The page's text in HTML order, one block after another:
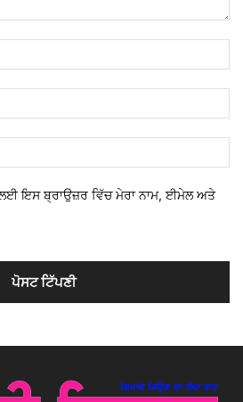
ਇਸ ਬ੍ਰਾਉਜ਼ਰ ਵਿੱਚ ਮੇਰਾ ਨਾਮ, ਈਮੇਲ ਅਤੇ